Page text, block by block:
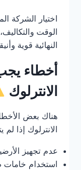
اختيار الشركة
الوقت
النهائية قوية
أخطاء
الانترلوك
هناك بعض
الانترلوك إذا لم
عدم تجهيز
استخدام خامات